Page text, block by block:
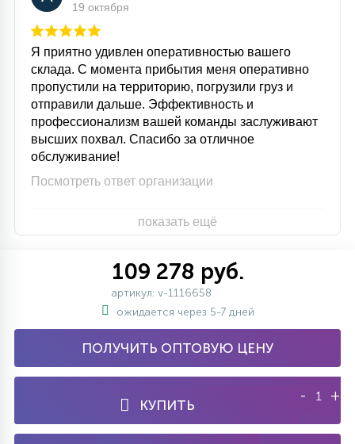
19 октября
Я приятно удивлен оперативностью вашего
склада. С момента прибытия меня оперативно
пропустили на территорию, погрузили груз и
отправили дальше. Эффективность и
профессионализм вашей команды заслуживают
высших похвал. Спасибо за отличное
обслуживание!
Посмотреть ответ организации
показать ещё
109 278 руб.
артикул: v-1116658
ожидается через 5-7 дней
ПОЛУЧИТЬ ОПТОВУЮ ЦЕНУ
КУПИТЬ
- +